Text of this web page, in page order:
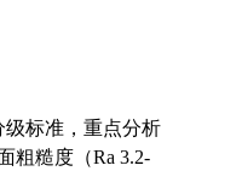
标准，重点分析
粗糙度（Ra 3.2-